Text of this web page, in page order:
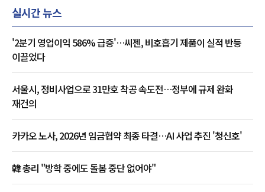
실시간 뉴스
'2분기 영업이익 586% 급증'…씨젠, 비호흡기 제품이 실적 반등
이끌었다
서울시, 정비사업으로 31만호 착공 속도전…정부에 규제 완화
재건의
카카오 노사, 2026년 임금협약 최종 타결…AI 사업 추진 '청신호'
韓 총리 "방학 중에도 돌봄 중단 없어야"